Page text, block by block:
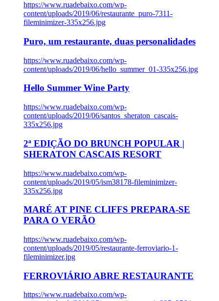
https://www.ruadebaixo.com/wp-
content/uploads/2019/06/restaurante_puro-7311-
fileminimizer-335x256.jpg
Puro, um restaurante, duas personalidades
https://www.ruadebaixo.com/wp-
content/uploads/2019/06/hello_summer_01-335x256.jpg
Hello Summer Wine Party
https://www.ruadebaixo.com/wp-
content/uploads/2019/06/santos_sheraton_cascais-
335x256.jpg
2ª EDIÇÃO DO BRUNCH POPULAR |
SHERATON CASCAIS RESORT
https://www.ruadebaixo.com/wp-
content/uploads/2019/05/ism38178-fileminimizer-
335x256.jpg
MARÉ AT PINE CLIFFS PREPARA-SE
PARA O VERÃO
https://www.ruadebaixo.com/wp-
content/uploads/2019/05/restaurante-ferroviario-1-
fileminimizer.jpg
FERROVIÁRIO ABRE RESTAURANTE
https://www.ruadebaixo.com/wp-